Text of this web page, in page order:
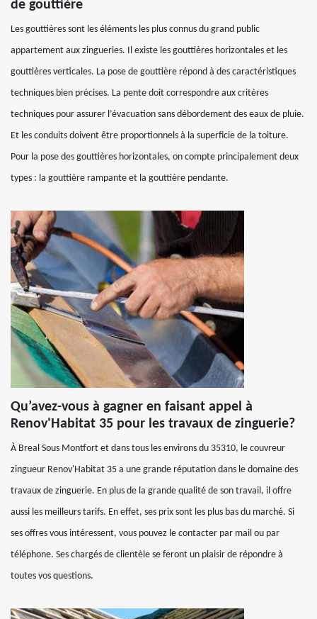
de gouttière
Les gouttières sont les éléments les plus connus du grand public
appartement aux zingueries. Il existe les gouttières horizontales et les
gouttières verticales. La pose de gouttière répond à des caractéristiques
techniques bien précises. La pente doit correspondre aux critères
techniques pour assurer l’évacuation sans débordement des eaux de pluie.
Et les conduits doivent être proportionnels à la superficie de la toiture.
Pour la pose des gouttières horizontales, on compte principalement deux
types : la gouttière rampante et la gouttière pendante.
Qu’avez-vous à gagner en faisant appel à
Renov'Habitat 35 pour les travaux de zinguerie?
À Breal Sous Montfort et dans tous les environs du 35310, le couvreur
zingueur Renov'Habitat 35 a une grande réputation dans le domaine des
travaux de zinguerie. En plus de la grande qualité de son travail, il offre
aussi les meilleurs tarifs. En effet, ses prix sont les plus bas du marché. Si
ses offres vous intéressent, vous pouvez le contacter par mail ou par
téléphone. Ses chargés de clientèle se feront un plaisir de répondre à
toutes vos questions.